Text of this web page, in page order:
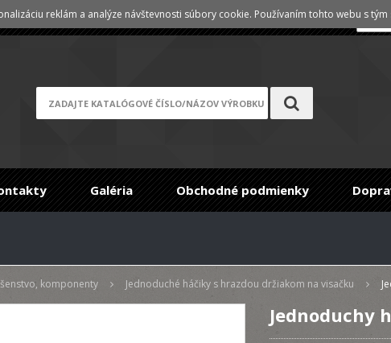
Registrace /Zabudnuté heslo
Galéria Obchodné podmienky
komponenty Jednoduché háčiky s hrazdou držiakom na visačku
Jednoduchy
reklám a analýze návštevnosti súbory cookie. Používaním tohto webu s tým